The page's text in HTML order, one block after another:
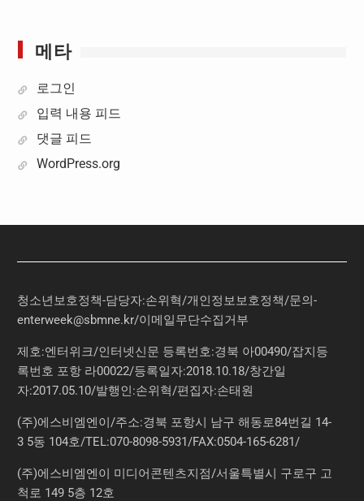
메타
로그인
입력 내용 피드
댓글 피드
WordPress.org
청소년보호정책-담당자:손위혁/개인정보보호정책/문의-
enterweek@sbmne.kr/이메일무단수집거부
제호:엔터위크/인터넷신문 등록번호:경북 아00490/잡지등
록번호 포항 라00022/등록일자:2018.10.18/창간일
자:2017.05.10/발행인:손위혁/편집자:손태원
(주)에스비엠엔이/주소:경북 포항시 남구 해동로84번길 14-
3 5동 104호/TEL:070-8098-5931/FAX:0504-165-6281/
(주)에스비엠엔이 미디어콘텐츠지점/서울특별시 구로구 고
척로 149 5층 12호